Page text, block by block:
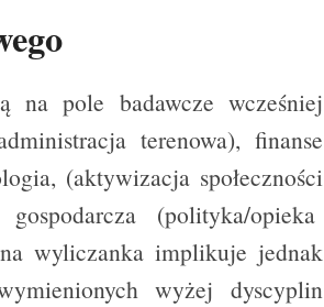
na pole badawcze wcześniej
terenowa), finanse
(aktywizacja społeczności
(polityka/opieka
wyliczanka implikuje jednak
wyżej dyscyplin